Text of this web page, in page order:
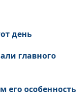
день
главного
его особенность